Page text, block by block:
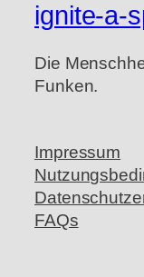
ignite-a-
Die
Funken.
Impressum
FAQs